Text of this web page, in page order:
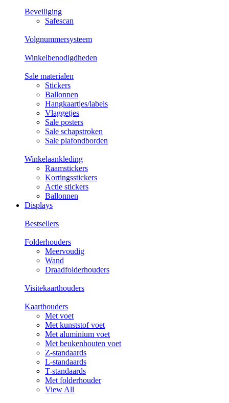
Beveiliging
Safescan
Volgnummersysteem
Winkelbenodigdheden
Sale materialen
Stickers
Ballonnen
Hangkaartjes/labels
Vlaggetjes
Sale posters
Sale schapstroken
Sale plafondborden
Winkelaankleding
Raamstickers
Kortingsstickers
Actie stickers
Ballonnen
Displays
Bestsellers
Folderhouders
Meervoudig
Wand
Draadfolderhouders
Visitekaarthouders
Kaarthouders
Met voet
Met kunststof voet
Met aluminium voet
Met beukenhouten voet
Z-standaards
L-standaards
T-standaards
Met folderhouder
View All